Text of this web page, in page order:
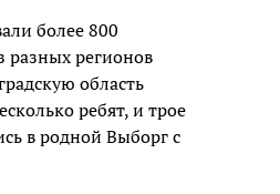
более 800
разных регионов
область
ребят, и трое
в родной Выборг с